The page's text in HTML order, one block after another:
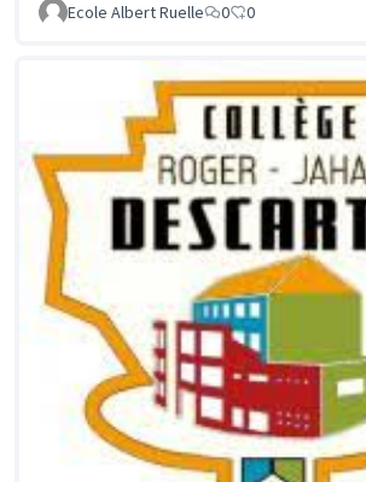
Ecole Albert Ruelle
0 0